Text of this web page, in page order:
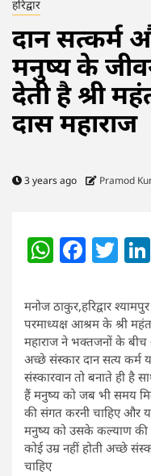
हरिद्वार
दान सत्कर्म
मनुष्य के
देती है श्री
दास महाराज
3 years ago Pramod
मनोज ठाकुर,हरिद्वार
परमाध्यक्ष आश्रम के श्री
महाराज ने भक्तजनों के
अच्छे संस्कार दान सत्य कर्म
संस्कारवान तो बनाते ही है
हैं मनुष्य को जब भी समय
की संगत करनी चाहिए और
मनुष्य को उसके कल्याण की
कोई उम्र नहीं होती अच्छे
चाहिए